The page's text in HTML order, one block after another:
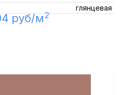
глянцевая
руб/м2